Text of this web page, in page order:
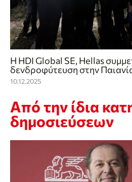
Η HDI Global SE, Hellas
δενδροφύτευση στην
10.12.2025
Από την ίδια
δημοσιεύσεων